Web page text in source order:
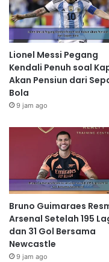
Lionel Messi Pegang
Kendali Penuh soal
Akan Pensiun dari
Bola
9 jam ago
Bruno Guimaraes
Arsenal Setelah 195
dan 31 Gol Bersama
Newcastle
9 jam ago